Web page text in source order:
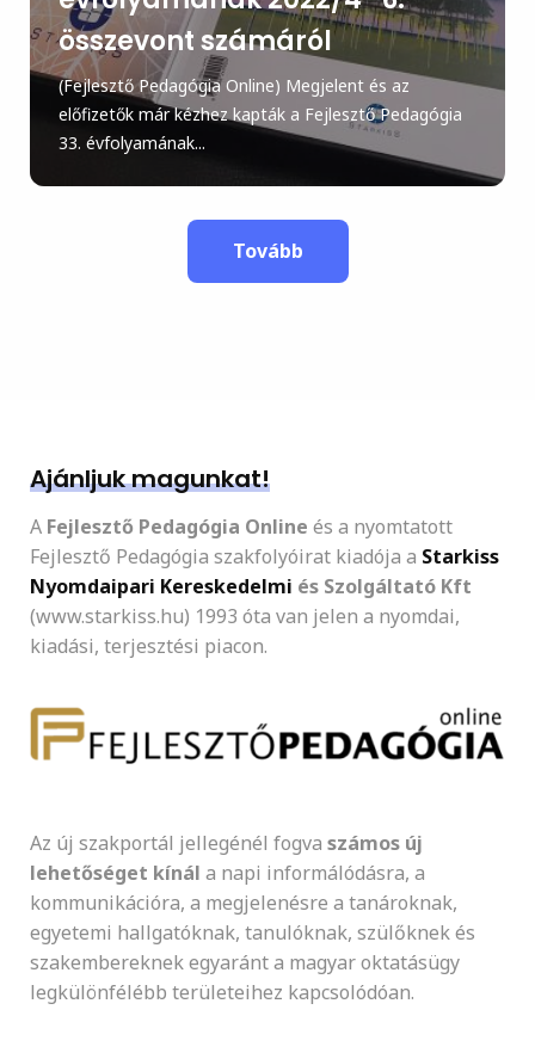
összevont számáról
(Fejlesztő Pedagógia Online) Megjelent és az
előfizetők már kézhez kapták a Fejlesztő Pedagógia
33. évfolyamának...
Tovább
Ajánljuk magunkat!
A Fejlesztő Pedagógia Online és a nyomtatott
Fejlesztő Pedagógia szakfolyóirat kiadója a Starkiss
Nyomdaipari Kereskedelmi és Szolgáltató Kft
(www.starkiss.hu) 1993 óta van jelen a nyomdai,
kiadási, terjesztési piacon.
Az új szakportál jellegénél fogva számos új
lehetőséget kínál a napi informálódásra, a
kommunikációra, a megjelenésre a tanároknak,
egyetemi hallgatóknak, tanulóknak, szülőknek és
szakembereknek egyaránt a magyar oktatásügy
legkülönfélébb területeihez kapcsolódóan.